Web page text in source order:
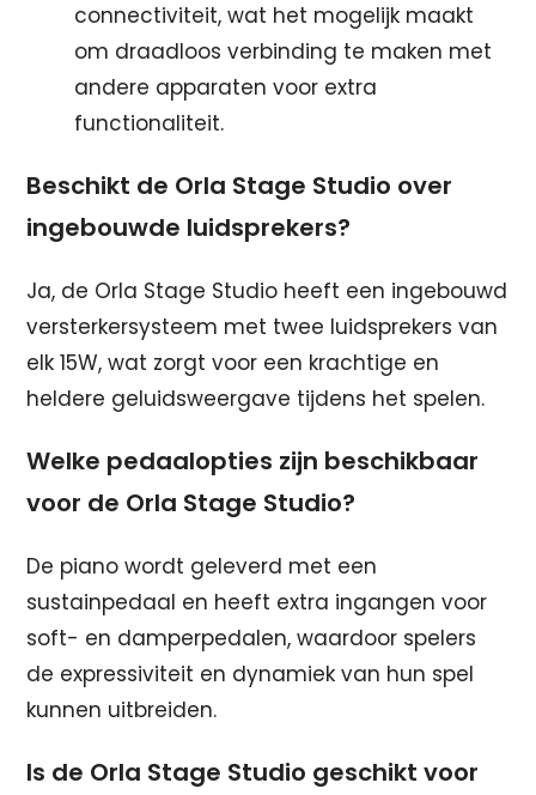
connectiviteit, wat het mogelijk maakt
om draadloos verbinding te maken met
andere apparaten voor extra
functionaliteit.
Beschikt de Orla Stage Studio over
ingebouwde luidsprekers?
Ja, de Orla Stage Studio heeft een ingebouwd
versterkersysteem met twee luidsprekers van
elk 15W, wat zorgt voor een krachtige en
heldere geluidsweergave tijdens het spelen.
Welke pedaalopties zijn beschikbaar
voor de Orla Stage Studio?
De piano wordt geleverd met een
sustainpedaal en heeft extra ingangen voor
soft- en damperpedalen, waardoor spelers
de expressiviteit en dynamiek van hun spel
kunnen uitbreiden.
Is de Orla Stage Studio geschikt voor